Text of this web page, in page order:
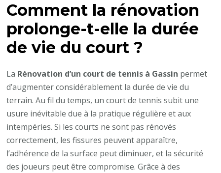
Comment la rénovation
prolonge-t-elle la durée
de vie du court ?
La Rénovation d’un court de tennis à Gassin permet
d’augmenter considérablement la durée de vie du
terrain. Au fil du temps, un court de tennis subit une
usure inévitable due à la pratique régulière et aux
intempéries. Si les courts ne sont pas rénovés
correctement, les fissures peuvent apparaître,
l’adhérence de la surface peut diminuer, et la sécurité
des joueurs peut être compromise. Grâce à des